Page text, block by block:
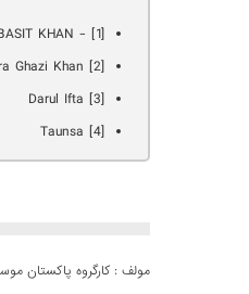
[1] - ABDUL BASIT KHAN ، پژوهشگر ارشد وابسته در دانشکده مطالعات بین‌الملل اس. راجاراتنام، سنگاپور
[2] Dera Ghazi Khan
[3] Darul Ifta
[4] Taunsa
مولف : کارگروه پاکستان